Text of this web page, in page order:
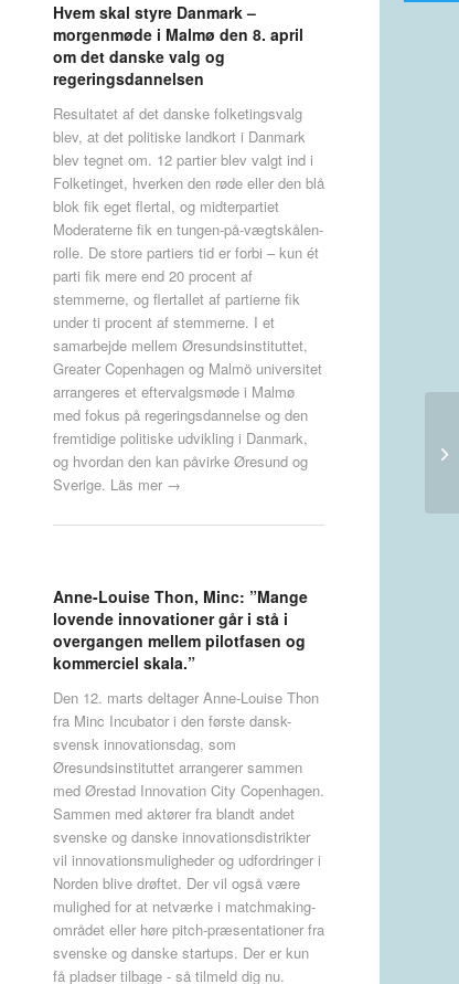
Hvem skal styre Danmark –
morgenmøde i Malmø den 8. april
om det danske valg og
regeringsdannelsen
Resultatet af det danske folketingsvalg
blev, at det politiske landkort i Danmark
blev tegnet om. 12 partier blev valgt ind i
Folketinget, hverken den røde eller den blå
blok fik eget flertal, og midterpartiet
Moderaterne fik en tungen-på-vægtskålen-
rolle. De store partiers tid er forbi – kun ét
parti fik mere end 20 procent af
stemmerne, og flertallet af partierne fik
under ti procent af stemmerne. I et
samarbejde mellem Øresundsinstituttet,
Greater Copenhagen og Malmö universitet
arrangeres et eftervalgsmøde i Malmø
med fokus på regeringsdannelse og den
fremtidige politiske udvikling i Danmark,
og hvordan den kan påvirke Øresund og
Sverige. Läs mer →
Anne-Louise Thon, Minc: ”Mange
lovende innovationer går i stå i
overgangen mellem pilotfasen og
kommerciel skala.”
Den 12. marts deltager Anne-Louise Thon
fra Minc Incubator i den første dansk-
svensk innovationsdag, som
Øresundsinstituttet arrangerer sammen
med Ørestad Innovation City Copenhagen.
Sammen med aktører fra blandt andet
svenske og danske innovationsdistrikter
vil innovationsmuligheder og udfordringer i
Norden blive drøftet. Der vil også være
mulighed for at netværke i matchmaking-
området eller høre pitch-præsentationer fra
svenske og danske startups. Der er kun
få pladser tilbage - så tilmeld dig nu.